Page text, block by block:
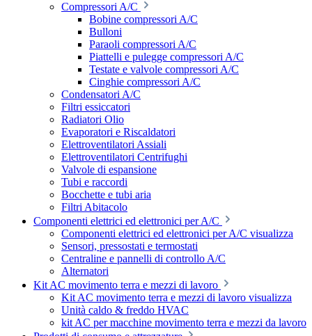
Compressori A/C
Bobine compressori A/C
Bulloni
Paraoli compressori A/C
Piattelli e pulegge compressori A/C
Testate e valvole compressori A/C
Cinghie compressori A/C
Condensatori A/C
Filtri essiccatori
Radiatori Olio
Evaporatori e Riscaldatori
Elettroventilatori Assiali
Elettroventilatori Centrifughi
Valvole di espansione
Tubi e raccordi
Bocchette e tubi aria
Filtri Abitacolo
Componenti elettrici ed elettronici per A/C
Componenti elettrici ed elettronici per A/C visualizza
Sensori, pressostati e termostati
Centraline e pannelli di controllo A/C
Alternatori
Kit AC movimento terra e mezzi di lavoro
Kit AC movimento terra e mezzi di lavoro visualizza
Unità caldo & freddo HVAC
kit AC per macchine movimento terra e mezzi da lavoro